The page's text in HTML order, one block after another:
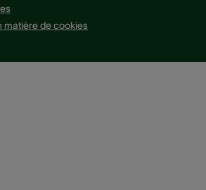
matière de cookies